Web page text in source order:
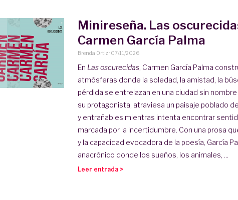
Minireseña. Las
Carmen García Palma
Brenda Ortiz · 07/11/2026
En Las oscurecidas, Carmen García Palma
atmósferas donde la soledad, la amistad, la
pérdida se entrelazan en una ciudad sin
su protagonista, atraviesa un paisaje poblado
y entrañables mientras intenta encontrar
marcada por la incertidumbre. Con una prosa
y la capacidad evocadora de la poesía, García
anacrónico donde los sueños, los animales, ...
Leer entrada >